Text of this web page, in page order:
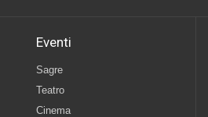
Eventi
Sagre
Teatro
Cinema